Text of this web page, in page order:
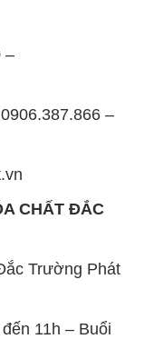
–
–
CHẤT ĐẮC
Trường Phát
11h – Buổi